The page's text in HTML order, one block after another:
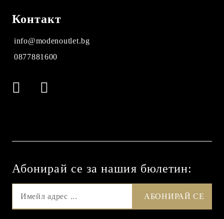
Контакт
info@modenoutlet.bg
0877881600
Абонирай се за нашия бюлетин: